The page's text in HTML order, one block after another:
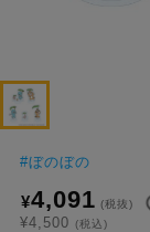
#ぼのぼの
¥4,091 (税抜)
¥4,500 (税込)